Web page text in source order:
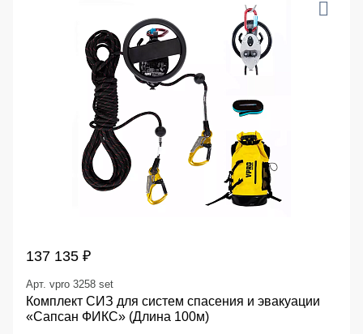
137 135 ₽
Арт. vpro 3258 set
Комплект СИЗ для систем спасения и эвакуации
«Сапсан ФИКС» (Длина 100м)